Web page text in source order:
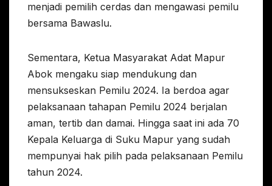
menjadi pemilih cerdas dan mengawasi pemilu
bersama Bawaslu.
Sementara, Ketua Masyarakat Adat Mapur
Abok mengaku siap mendukung dan
mensukseskan Pemilu 2024. Ia berdoa agar
pelaksanaan tahapan Pemilu 2024 berjalan
aman, tertib dan damai. Hingga saat ini ada 70
Kepala Keluarga di Suku Mapur yang sudah
mempunyai hak pilih pada pelaksanaan Pemilu
tahun 2024.